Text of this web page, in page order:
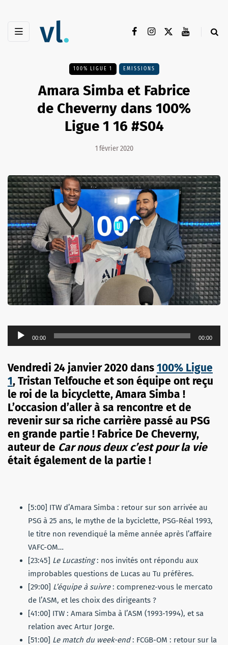
100% LIGUE 1 EMISSIONS
Amara Simba et Fabrice
de Cheverny dans 100%
Ligue 1 16 #S04
1 février 2020
Lecteur
audio
00:00 00:00
Vendredi 24 janvier 2020 dans100% Ligue
1, Tristan Telfouche et son équipe ont reçu
le roi de la bicyclette, Amara Simba !
L’occasion d’aller à sa rencontre et de
revenir sur sa riche carrière passé au PSG
en grande partie ! Fabrice De Cheverny,
auteur de Car nous deux c’est pour la vie
était également de la partie !
[5:00] ITW d’Amara Simba : retour sur son arrivée au
PSG à 25 ans, le mythe de la byciclette, PSG-Réal 1993,
le titre non revendiqué la même année après l’affaire
VAFC-OM…
[23:45] Le Lucasting: nos invités ont répondu aux
improbables questions de Lucas au Tu préfères.
[29:00] L’équipe à suivre: comprenez-vous le mercato
de l’ASM, et les choix des dirigeants ?
[41:00] ITW : Amara Simba à l’ASM (1993-1994), et sa
relation avec Artur Jorge.
[51:00] Le match du week-end: FCGB-OM : retour sur la